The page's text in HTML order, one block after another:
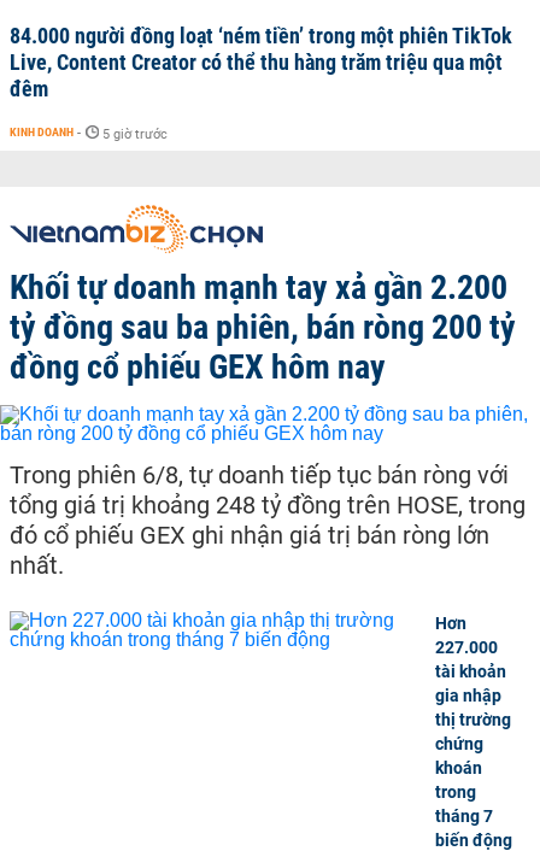
84.000 người đồng loạt ‘ném tiền’ trong một phiên TikTok
Live, Content Creator có thể thu hàng trăm triệu qua một
đêm
KINH DOANH - 5 giờ trước
Khối tự doanh mạnh tay xả gần 2.200
tỷ đồng sau ba phiên, bán ròng 200 tỷ
đồng cổ phiếu GEX hôm nay
Trong phiên 6/8, tự doanh tiếp tục bán ròng với
tổng giá trị khoảng 248 tỷ đồng trên HOSE, trong
đó cổ phiếu GEX ghi nhận giá trị bán ròng lớn
nhất.
Hơn
227.000
tài khoản
gia nhập
thị trường
chứng
khoán
trong
tháng 7
biến động